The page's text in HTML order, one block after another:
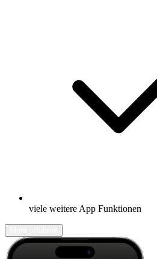
viele weitere App Funktionen